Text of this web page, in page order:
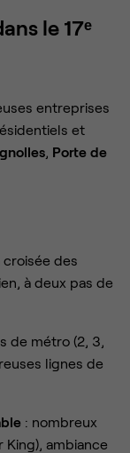
le 17ᵉ
entreprises
et
Porte de
croisée des
à deux pas de
de métro (2, 3,
lignes de
: nombreux
King), ambiance